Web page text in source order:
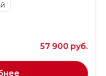
57 900 руб.